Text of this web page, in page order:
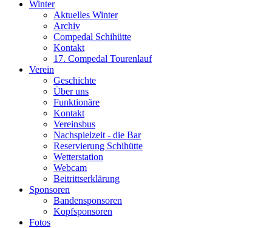
Winter
Aktuelles Winter
Archiv
Compedal Schihütte
Kontakt
17. Compedal Tourenlauf
Verein
Geschichte
Über uns
Funktionäre
Kontakt
Vereinsbus
Nachspielzeit - die Bar
Reservierung Schihütte
Wetterstation
Webcam
Beitrittserklärung
Sponsoren
Bandensponsoren
Kopfsponsoren
Fotos